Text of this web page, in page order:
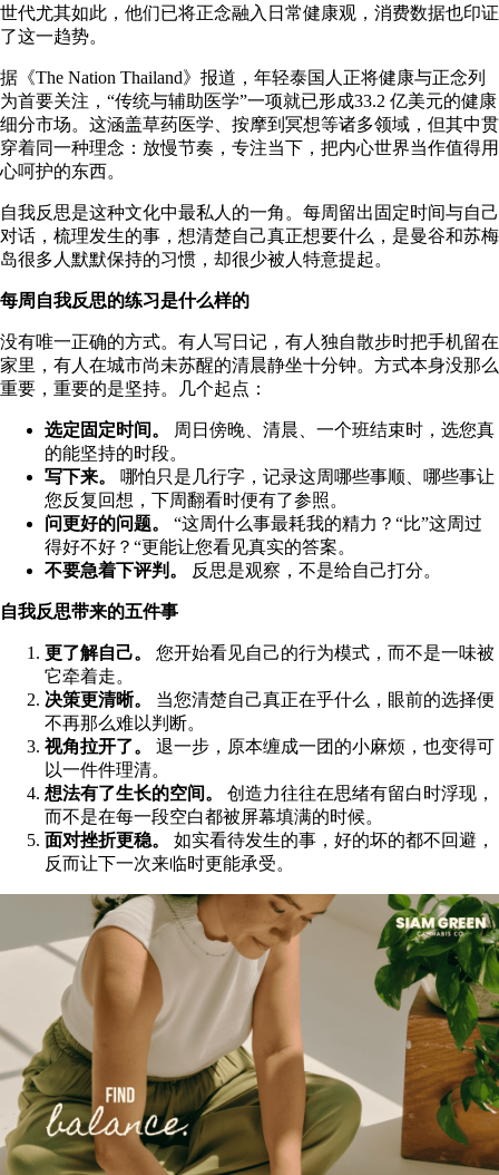
世代尤其如此，他们已将正念融入日常健康观，消费数据也印证
了这一趋势。
据《The Nation Thailand》报道，年轻泰国人正将健康与正念列
为首要关注，“传统与辅助医学”一项就已形成33.2 亿美元的健康
细分市场。这涵盖草药医学、按摩到冥想等诸多领域，但其中贯
穿着同一种理念：放慢节奏，专注当下，把内心世界当作值得用
心呵护的东西。
自我反思是这种文化中最私人的一角。每周留出固定时间与自己
对话，梳理发生的事，想清楚自己真正想要什么，是曼谷和苏梅
岛很多人默默保持的习惯，却很少被人特意提起。
每周自我反思的练习是什么样的
没有唯一正确的方式。有人写日记，有人独自散步时把手机留在
家里，有人在城市尚未苏醒的清晨静坐十分钟。方式本身没那么
重要，重要的是坚持。几个起点：
选定固定时间。
周日傍晚、清晨、一个班结束时，选您真
的能坚持的时段。
写下来。
哪怕只是几行字，记录这周哪些事顺、哪些事让
您反复回想，下周翻看时便有了参照。
问更好的问题。
“这周什么事最耗我的精力？“比”这周过
得好不好？“更能让您看见真实的答案。
不要急着下评判。
反思是观察，不是给自己打分。
自我反思带来的五件事
更了解自己。
您开始看见自己的行为模式，而不是一味被
它牵着走。
决策更清晰。
当您清楚自己真正在乎什么，眼前的选择便
不再那么难以判断。
视角拉开了。
退一步，原本缠成一团的小麻烦，也变得可
以一件件理清。
想法有了生长的空间。
创造力往往在思绪有留白时浮现，
而不是在每一段空白都被屏幕填满的时候。
面对挫折更稳。
如实看待发生的事，好的坏的都不回避，
反而让下一次来临时更能承受。